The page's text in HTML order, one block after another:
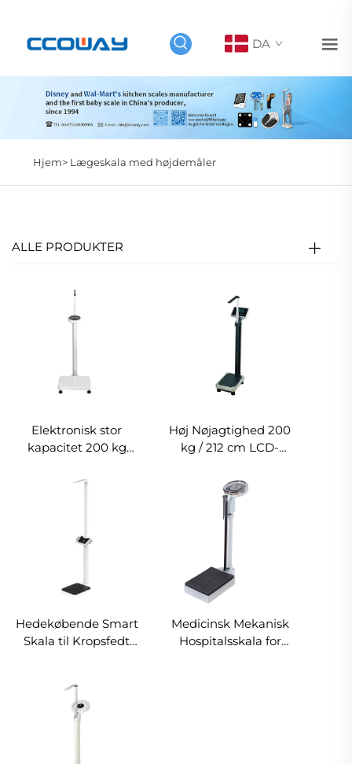
DA
Hjem> Lægeskala med højdemåler
ALLE PRODUKTER
Elektronisk stor
kapacitet 200 kg
vægtmåleskala med
Høj Nøjagtighed 200
kg / 212 cm LCD-
Lægevægtsskala
Kropslig Balance med
Højdemåler
Hedekøbende Smart
Skala til Kropsfedt
Vægtskala
Medicinsk Mekanisk
Hospitalsskala for